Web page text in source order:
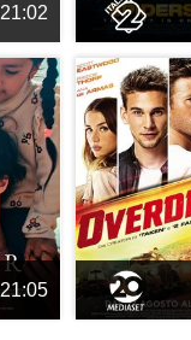
21:02
21:05